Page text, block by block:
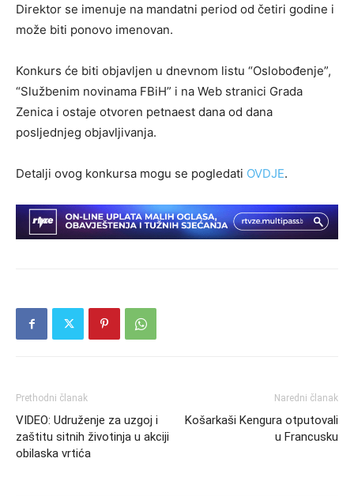
Direktor se imenuje na mandatni period od četiri godine i
može biti ponovo imenovan.
Konkurs će biti objavljen u dnevnom listu “Oslobođenje”,
“Službenim novinama FBiH” i na Web stranici Grada
Zenica i ostaje otvoren petnaest dana od dana
posljednjeg objavljivanja.
Detalji ovog konkursa mogu se pogledati OVDJE.
Prethodni članak
VIDEO: Udruženje za uzgoj i
zaštitu sitnih životinja u akciji
obilaska vrtića
Naredni članak
Košarkaši Kengura otputovali
u Francusku